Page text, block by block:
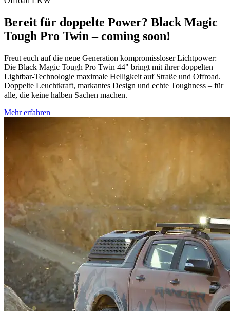
Bereit für doppelte Power? Black Magic
Tough Pro Twin – coming soon!
Freut euch auf die neue Generation kompromissloser Lichtpower:
Die Black Magic Tough Pro Twin 44" bringt mit ihrer doppelten
Lightbar-Technologie maximale Helligkeit auf Straße und Offroad.
Doppelte Leuchtkraft, markantes Design und echte Toughness – für
alle, die keine halben Sachen machen.
Mehr erfahren